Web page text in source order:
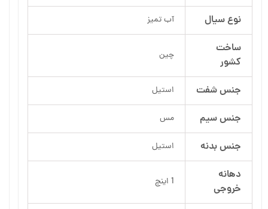
نوع سیال آب تمیز
ساخت
کشور
چین
جنس شفت استیل
جنس سیم مس
جنس بدنه استیل
دهانه
خروجی
1 اینچ